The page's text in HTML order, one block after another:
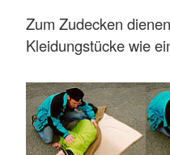
Zum Zudecken
Kleidungstücke wie